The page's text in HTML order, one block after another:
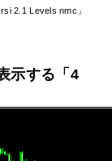
2.1 Levels nmc」
示する「4